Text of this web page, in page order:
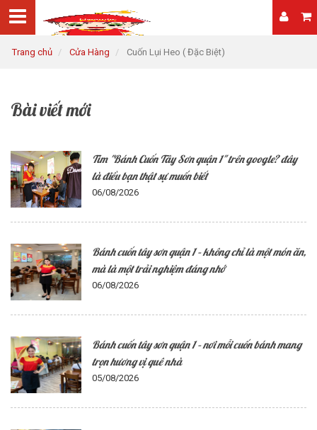
Trang chủ Cửa Hàng Cuốn Lụi Heo ( Đặc Biệt)
Bài viết mới
Tìm "Bánh Cuốn Tây Sơn quận 1" trên google? đây
là điều bạn thật sự muốn biết
06/08/2026
Bánh cuốn tây sơn quận 1 – không chỉ là một món ăn,
mà là một trải nghiệm đáng nhớ
06/08/2026
Bánh cuốn tây sơn quận 1 – nơi mỗi cuốn bánh mang
trọn hương vị quê nhà
05/08/2026